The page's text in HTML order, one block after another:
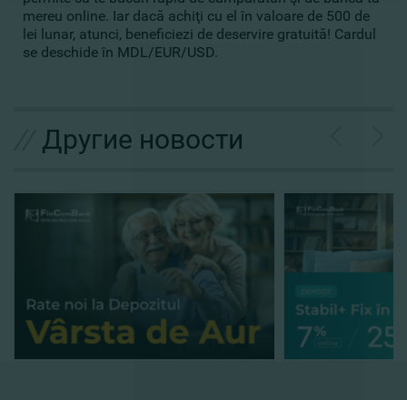
mereu online. Iar dacă achiţi cu el în valoare de 500 de
lei lunar, atunci, beneficiezi de deservire gratuită! Cardul
se deschide în MDL/EUR/USD.
Другие новости